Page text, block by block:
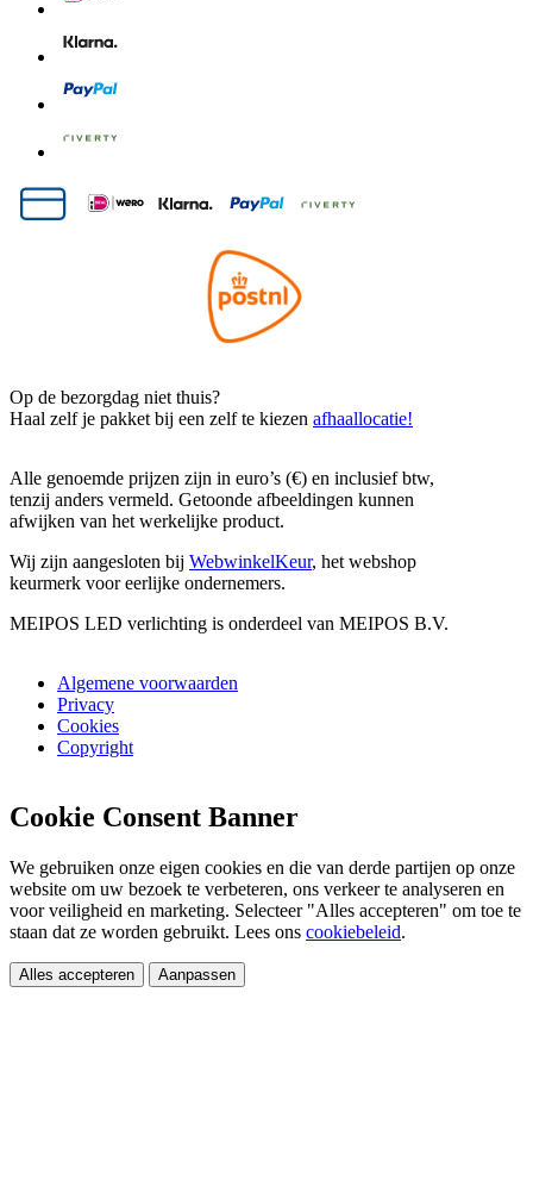
Op de bezorgdag niet thuis?
Haal zelf je pakket bij een zelf te kiezen afhaallocatie!
Alle genoemde prijzen zijn in euro’s (€) en inclusief btw,
tenzij anders vermeld. Getoonde afbeeldingen kunnen
afwijken van het werkelijke product.
Wij zijn aangesloten bij WebwinkelKeur, het webshop
keurmerk voor eerlijke ondernemers.
MEIPOS LED verlichting is onderdeel van MEIPOS B.V.
Algemene voorwaarden
Privacy
Cookies
Copyright
Cookie Consent Banner
We gebruiken onze eigen cookies en die van derde partijen op onze
website om uw bezoek te verbeteren, ons verkeer te analyseren en
voor veiligheid en marketing. Selecteer "Alles accepteren" om toe te
staan dat ze worden gebruikt. Lees ons cookiebeleid.
Alles accepteren Aanpassen